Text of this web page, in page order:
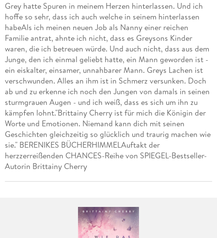
Grey hatte Spuren in meinem Herzen hinterlassen. Und ich
hoffe so sehr, dass ich auch welche in seinem hinterlassen
habeAls ich meinen neuen Job als Nanny einer reichen
Familie antrat, ahnte ich nicht, dass es Greysons Kinder
waren, die ich betreuen würde. Und auch nicht, dass aus dem
Junge, den ich einmal geliebt hatte, ein Mann geworden ist -
ein eiskalter, einsamer, unnahbarer Mann. Greys Lachen ist
verschwunden. Alles an ihm ist in Schmerz versunken. Doch
ab und zu erkenne ich noch den Jungen von damals in seinen
sturmgrauen Augen - und ich weiß, dass es sich um ihn zu
kämpfen lohnt."Brittainy Cherry ist für mich die Königin der
Worte und Emotionen. Niemand kann dich mit seinen
Geschichten gleichzeitig so glücklich und traurig machen wie
sie." BERENIKES BÜCHERHIMMELAuftakt der
herzzerreißenden CHANCES-Reihe von SPIEGEL-Bestseller-
Autorin Brittainy Cherry